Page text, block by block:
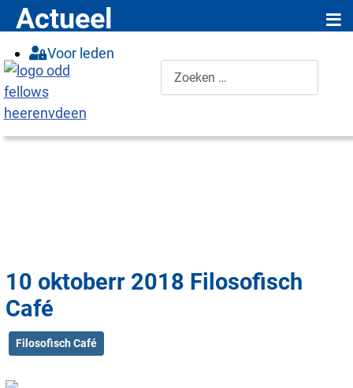
Voor leden
10 oktoberr 2018 Filosofisch
Café
Filosofisch Café
Actueel ≡